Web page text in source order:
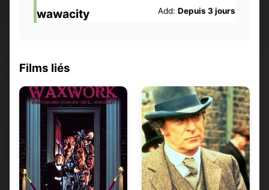
wawacity
Add: Depuis 3 jours
Films liés